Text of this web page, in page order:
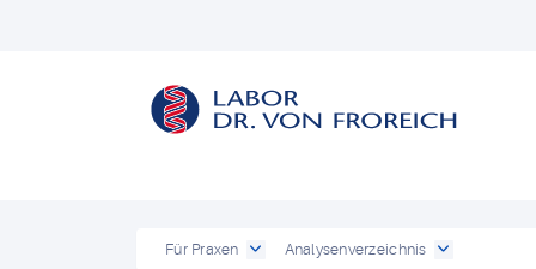
Für Praxen Analysenverzeichnis